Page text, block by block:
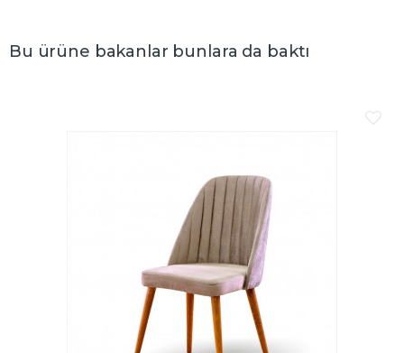
Bu ürüne bakanlar bunlara da baktı